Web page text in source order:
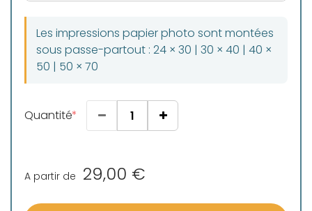
Les impressions papier photo sont montées
sous passe-partout : 24 × 30 | 30 × 40 | 40 ×
50 | 50 × 70
Quantité
A partir de 29,00 €